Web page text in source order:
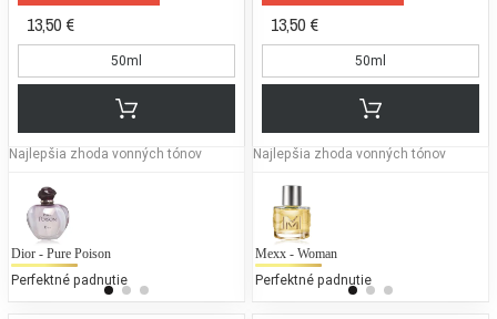
13,50 €
50ml
Najlepšia zhoda vonných tónov
Dior - Pure Poison
Perfektné padnutie
Mexx - Woman
25 % bežných vonných tónov
13,50 €
50ml
Najlepšia zhoda vonných tónov
Mexx - Woman
Perfektné padnutie